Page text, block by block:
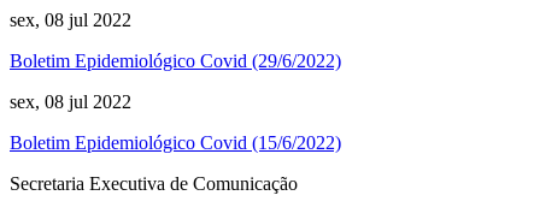
sex, 08 jul 2022
Boletim Epidemiológico Covid (29/6/2022)
sex, 08 jul 2022
Boletim Epidemiológico Covid (15/6/2022)
Secretaria Executiva de Comunicação